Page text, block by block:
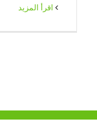
‫اقرأ المزيد